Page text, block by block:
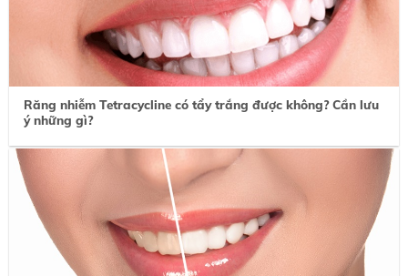
Răng nhiễm Tetracycline có tẩy trắng được không? Cần lưu
ý những gì?